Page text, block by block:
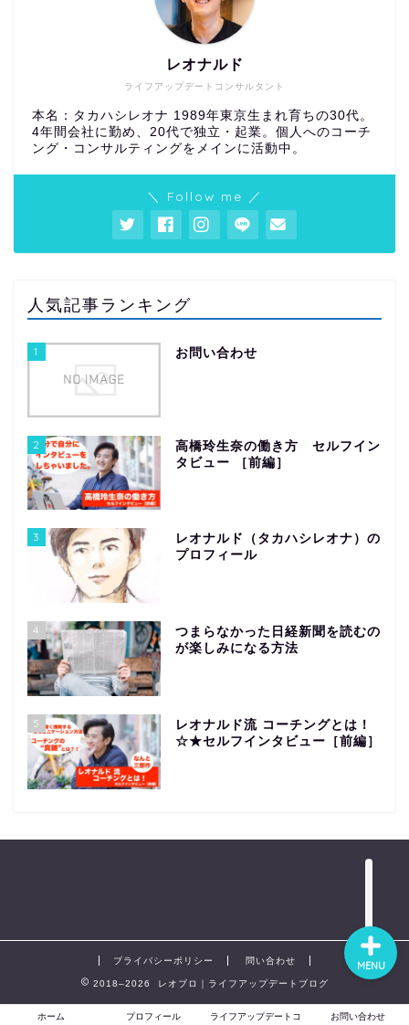
ライフアップデートコンサルタント
レオナルド
本名：タカハシレオナ 1989年東京生まれ育ちの30代。
4年間会社に勤め、20代で独立・起業。個人へのコーチ
ング・コンサルティングをメインに活動中。
＼ Follow me ／
人気記事ランキング
1 お問い合わせ
2
高橋玲生奈の働き方 セルフイン
タビュー ［前編］
3
レオナルド（タカハシレオナ）の
プロフィール
4
つまらなかった日経新聞を読むの
が楽しみになる方法
5
レオナルド流 コーチングとは！
☆★セルフインタビュー［前編］
プライバシーポリシー 問い合わせ
2018–2026 レオブロ｜ライフアップデートブログ
ホーム プロフィール
ライフアップデートコ
お問い合わせ
MENU
プロフィール
ライフアップデートコン